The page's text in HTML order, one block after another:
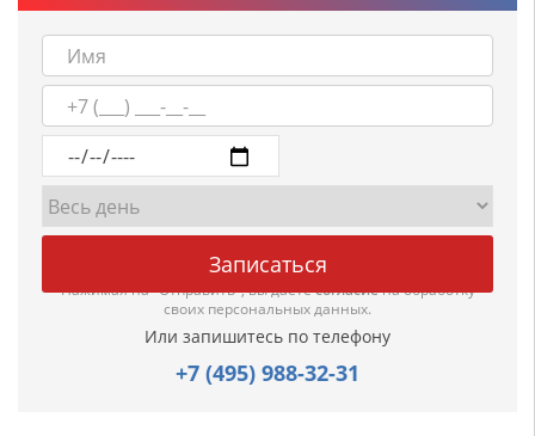
Нажимая на "Отправить", вы даетесогласиена обработку
своих персональных данных.
Или запишитесь по телефону
+7 (495) 988-32-31